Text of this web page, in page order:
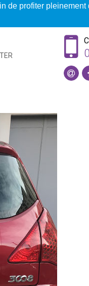
de profiter pleinement